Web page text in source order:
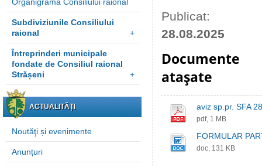
Subdiviziunile Consiliului
raional
+
Întreprinderi municipale
fondate de Consiliul raional
Strășeni
+
ACTUALITĂȚI
Noutăţi și evenimente
Anunțuri
Publicat:
28.08.2025
Documente
ataşate
aviz sp.pr. SFA
pdf, 1 MB
FORMULAR
doc, 131 KB